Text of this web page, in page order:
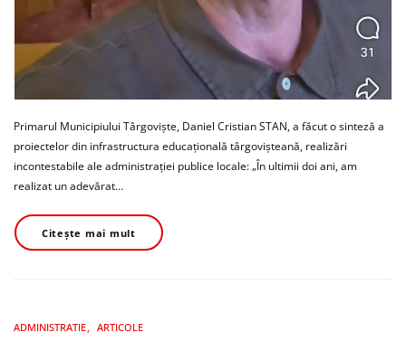
Primarul Municipiului Târgoviște, Daniel Cristian STAN, a făcut o sinteză a
proiectelor din infrastructura educațională târgovișteană, realizări
incontestabile ale administrației publice locale: „În ultimii doi ani, am
realizat un adevărat…
Citește mai mult
ADMINISTRATIE ARTICOLE